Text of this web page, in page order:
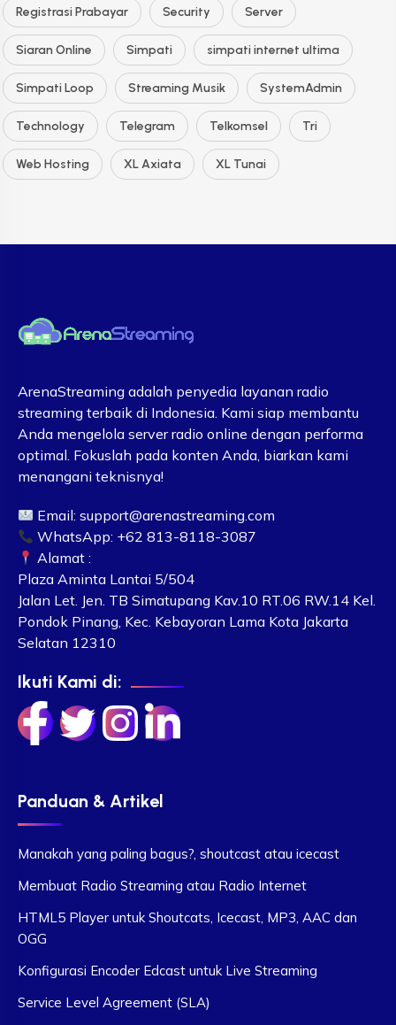
Registrasi Prabayar Security Server
Siaran Online Simpati simpati internet ultima
Simpati Loop Streaming Musik SystemAdmin
Technology Telegram Telkomsel Tri
Web Hosting XL Axiata XL Tunai
ArenaStreaming adalah penyedia layanan radio
streaming terbaik di Indonesia. Kami siap membantu
Anda mengelola server radio online dengan performa
optimal. Fokuslah pada konten Anda, biarkan kami
menangani teknisnya!
Email:support@arenastreaming.com
WhatsApp: +62 813-8118-3087
Alamat :
Plaza Aminta Lantai 5/504
Jalan Let. Jen. TB Simatupang Kav.10 RT.06 RW.14 Kel.
Pondok Pinang, Kec. Kebayoran Lama Kota Jakarta
Selatan 12310
Ikuti Kami di:
Panduan & Artikel
Manakah yang paling bagus?, shoutcast atau icecast
Membuat Radio Streaming atau Radio Internet
HTML5 Player untuk Shoutcats, Icecast, MP3, AAC dan
OGG
Konfigurasi Encoder Edcast untuk Live Streaming
Service Level Agreement (SLA)